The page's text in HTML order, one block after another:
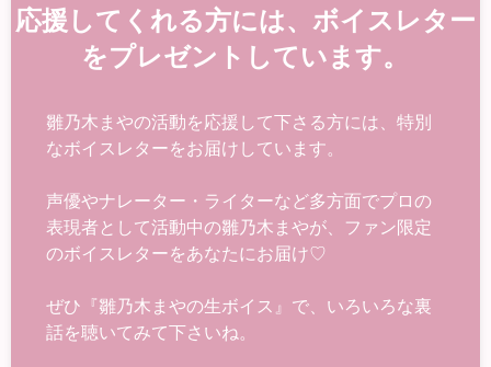
応援してくれる方には、ボイスレター
をプレゼントしています。
雛乃木まやの活動を応援して下さる方には、特別
なボイスレターをお届けしています。
声優やナレーター・ライターなど多方面でプロの
表現者として活動中の雛乃木まやが、ファン限定
のボイスレターをあなたにお届け♡
ぜひ『雛乃木まやの生ボイス』で、いろいろな裏
話を聴いてみて下さいね。